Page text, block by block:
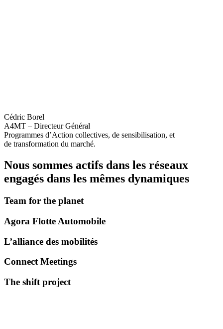
Cédric Borel
A4MT – Directeur Général
Programmes d’Action collectives, de sensibilisation, et
de transformation du marché.
Nous sommes actifs dans les réseaux
engagés dans les mêmes dynamiques
Team for the planet
Agora Flotte Automobile
L’alliance des mobilités
Connect Meetings
The shift project